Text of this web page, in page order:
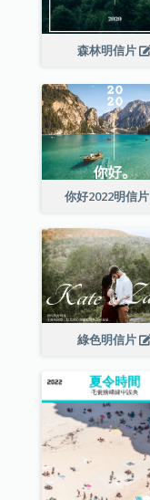
森林明信片
你好2022明信片
綠色明信片